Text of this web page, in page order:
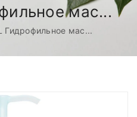
мас...
Гидрофильное мас...